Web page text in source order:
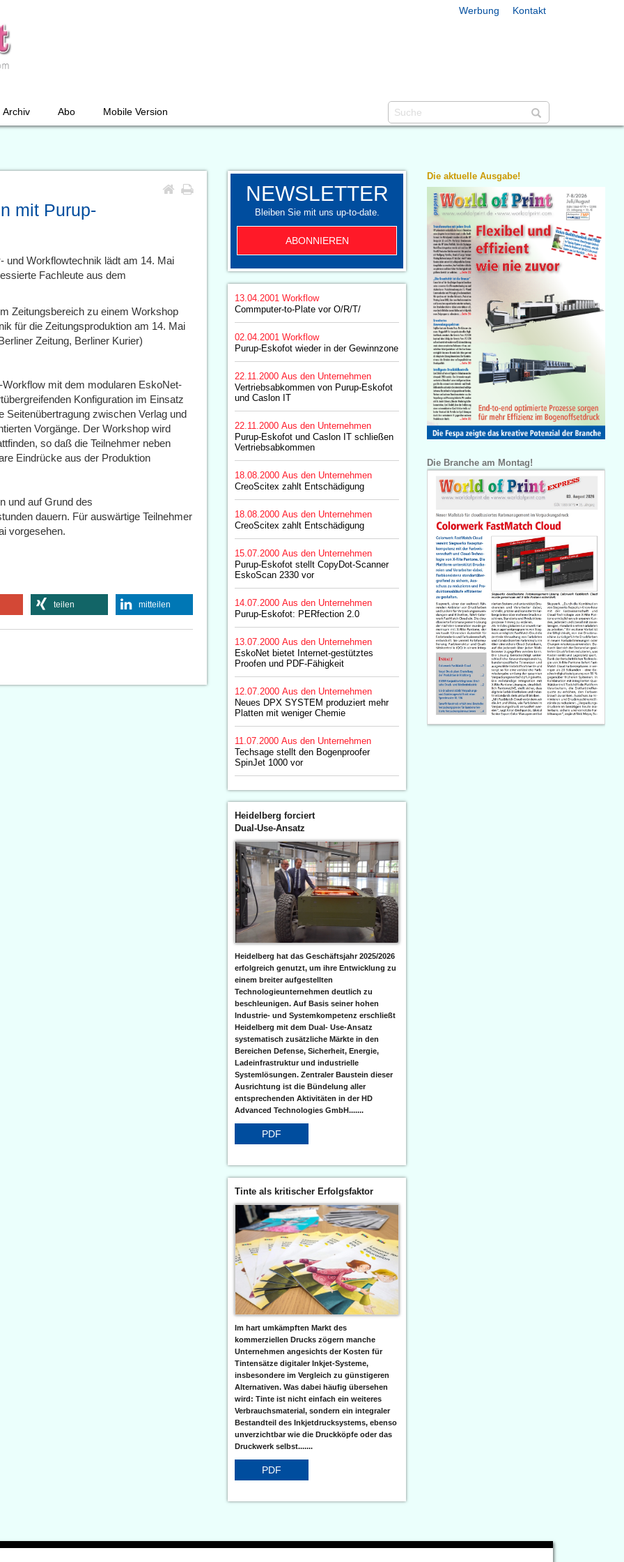
Werbung Kontakt
Archiv Abo Mobile Version
mit Purup-
und Workflowtechnik lädt am 14. Mai
Fachleute aus dem
Zeitungsbereich zu einem Workshop
für die Zeitungsproduktion am 14. Mai
Zeitung, Berliner Kurier)
mit dem modularen EskoNet-
Konfiguration im Einsatz
Seitenübertragung zwischen Verlag und
Vorgänge. Der Workshop wird
so daß die Teilnehmer neben
Eindrücke aus der Produktion
und auf Grund des
dauern. Für auswärtige Teilnehmer
vorgesehen.
teilen mitteilen
NEWSLETTER
Bleiben Sie mit uns up-to-date.
ABONNIEREN
13.04.2001 Workflow
Commputer-to-Plate vor O/R/T/
02.04.2001 Workflow
Purup-Eskofot wieder in der Gewinnzone
22.11.2000 Aus den Unternehmen
Vertriebsabkommen von Purup-Eskofot
und Caslon IT
22.11.2000 Aus den Unternehmen
Purup-Eskofot und Caslon IT schließen
Vertriebsabkommen
18.08.2000 Aus den Unternehmen
CreoScitex zahlt Entschädigung
18.08.2000 Aus den Unternehmen
CreoScitex zahlt Entschädigung
15.07.2000 Aus den Unternehmen
Purup-Eskofot stellt CopyDot-Scanner
EskoScan 2330 vor
14.07.2000 Aus den Unternehmen
Purup-Eskofot: PERfection 2.0
13.07.2000 Aus den Unternehmen
EskoNet bietet Internet-gestütztes
Proofen und PDF-Fähigkeit
12.07.2000 Aus den Unternehmen
Neues DPX SYSTEM produziert mehr
Platten mit weniger Chemie
11.07.2000 Aus den Unternehmen
Techsage stellt den Bogenproofer
SpinJet 1000 vor
Heidelberg forciert
Dual-Use-Ansatz
Heidelberg hat das Geschäftsjahr 2025/2026
erfolgreich genutzt, um ihre Entwicklung zu
einem breiter aufgestellten
Technologieunternehmen deutlich zu
beschleunigen. Auf Basis seiner hohen
Industrie- und Systemkompetenz erschließt
Heidelberg mit dem Dual- Use-Ansatz
systematisch zusätzliche Märkte in den
Bereichen Defense, Sicherheit, Energie,
Ladeinfrastruktur und industrielle
Systemlösungen. Zentraler Baustein dieser
Ausrichtung ist die Bündelung aller
entsprechenden Aktivitäten in der HD
Advanced Technologies GmbH.......
PDF
Tinte als kritischer Erfolgsfaktor
Im hart umkämpften Markt des
kommerziellen Drucks zögern manche
Unternehmen angesichts der Kosten für
Tintensätze digitaler Inkjet-Systeme,
insbesondere im Vergleich zu günstigeren
Alternativen. Was dabei häufig übersehen
wird: Tinte ist nicht einfach ein weiteres
Verbrauchsmaterial, sondern ein integraler
Bestandteil des Inkjetdrucksystems, ebenso
unverzichtbar wie die Druckköpfe oder das
Druckwerk selbst.......
PDF
Die aktuelle Ausgabe!
Die Branche am Montag!